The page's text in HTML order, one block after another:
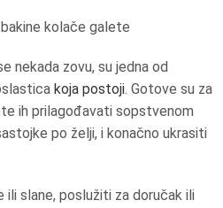
nekada zovu, su jedna od
koja postoji. Gotove su za
ih prilagođavati sopstvenom
po želji, i konačno ukrasiti
slane, poslužiti za doručak ili